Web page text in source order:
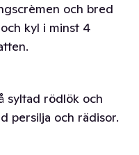
och bred
kyl i minst 4
syltad rödlök och
persilja och rädisor.